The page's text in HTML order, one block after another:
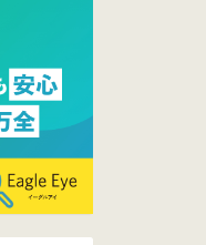
トリニ
した。
した。